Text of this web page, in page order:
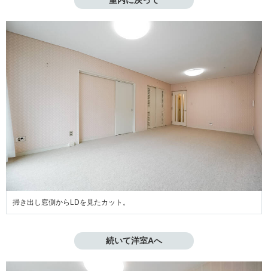
掃き出し窓側からLDを見たカット。
続いて洋室Aへ